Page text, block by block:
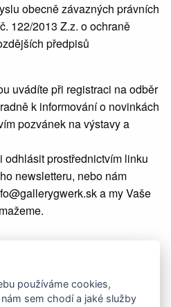
obecně závazných právních
122/2013 Z.z. o ochraně
předpisů
uvádíte při registraci na odběr
k informování o novinkách
pozvánek na výstavy a
prostřednictvím linku
newsletteru, nebo nám
a my Vaše
hesly.
kontaktujte na
používáme cookies,
sem chodí a jaké služby